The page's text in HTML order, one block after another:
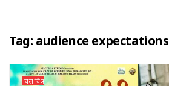
Tag: audience expectations
चलचित्र